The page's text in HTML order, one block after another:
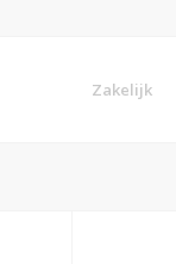
Zakelijk